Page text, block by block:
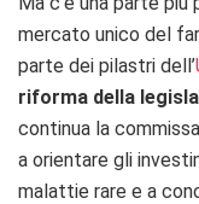
mercato unico del
parte dei pilastri dell’
riforma della
continua la
a orientare gli
malattie rare e a